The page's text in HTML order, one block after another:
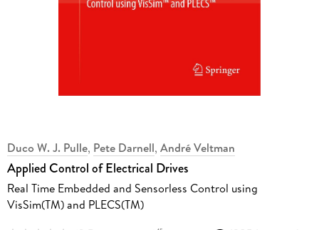
Duco W. J. Pulle, Pete Darnell, André Veltman
Applied Control of Electrical Drives
Real Time Embedded and Sensorless Control using
VisSim(TM) and PLECS(TM)